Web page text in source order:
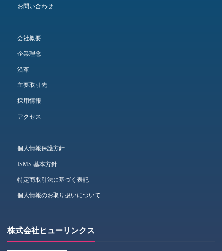
お問い合わせ
会社概要
企業理念
沿革
主要取引先
採用情報
アクセス
個人情報保護方針
ISMS 基本方針
特定商取引法に基づく表記
個人情報のお取り扱いについて
株式会社ヒューリンクス